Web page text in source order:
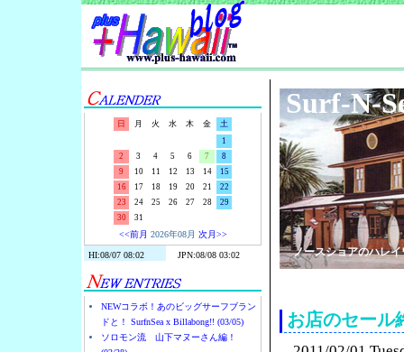
日 月 火 水 木 金
土
1
2
3 4 5 6 7
8
9
10 11 12 13 14
15
16
17 18 19 20 21
22
23
24 25 26 27 28
29
30
31
<<前月 2026年08月 次月>>
NEWコラボ！あのビッグサーフブラン
ドと！ SurfnSea x Billabong!! (03/05)
ソロモン流 山下マヌーさん編！
Surf-N-
ノースショアのハレ
お店のセール